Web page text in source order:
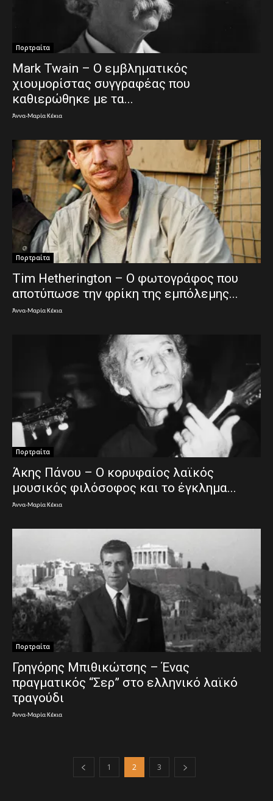
Πορτραίτα
Mark Twain – Ο εμβληματικός
χιουμορίστας συγγραφέας που
καθιερώθηκε με τα...
Άννα-Μαρία Κέκια
Πορτραίτα
Tim Hetherington – Ο φωτογράφος που
αποτύπωσε την φρίκη της εμπόλεμης...
Άννα-Μαρία Κέκια
Πορτραίτα
Άκης Πάνου – Ο κορυφαίος λαϊκός
μουσικός φιλόσοφος και το έγκλημα...
Άννα-Μαρία Κέκια
Πορτραίτα
Γρηγόρης Μπιθικώτσης – Ένας
πραγματικός “Σερ” στο ελληνικό λαϊκό
τραγούδι
Άννα-Μαρία Κέκια
1 2 3